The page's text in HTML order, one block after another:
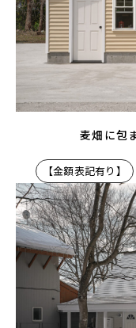
麦畑に包
【金額表記有り】